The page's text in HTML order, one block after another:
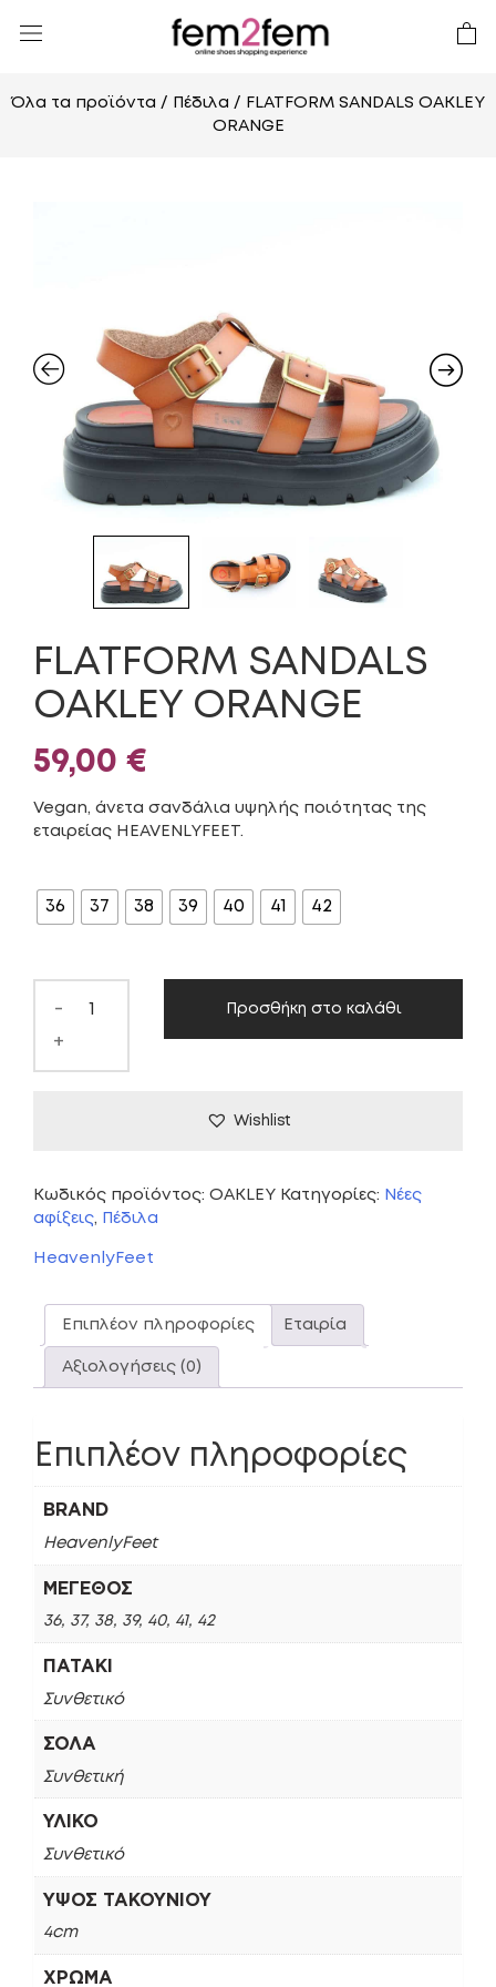
Όλα τα προϊόντα / Πέδιλα / FLATFORM SANDALS OAKLEY
ORANGE
FLATFORM SANDALS
OAKLEY ORANGE
59,00 €
Vegan, άνετα σανδάλια υψηλής ποιότητας της
εταιρείας HEAVENLYFEET.
36 37 38 39 40 41 42
-
+
Προσθήκη στο καλάθι
Wishlist
Κωδικός προϊόντος: OAKLEY Κατηγορίες: Νέες
αφίξεις, Πέδιλα
HeavenlyFeet
Επιπλέον πληροφορίες Εταιρία
Αξιολογήσεις (0)
Επιπλέον πληροφορίες
BRAND
HeavenlyFeet
ΜΈΓΕΘΟΣ
36, 37, 38, 39, 40, 41, 42
ΠΑΤΆΚΙ
Συνθετικό
ΣΌΛΑ
Συνθετική
ΥΛΙΚΌ
Συνθετικό
ΎΨΟΣ ΤΑΚΟΥΝΙΟΎ
4cm
ΧΡΏΜΑ